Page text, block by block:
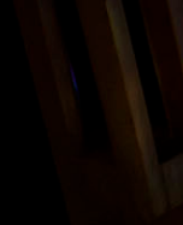
:
thérapie